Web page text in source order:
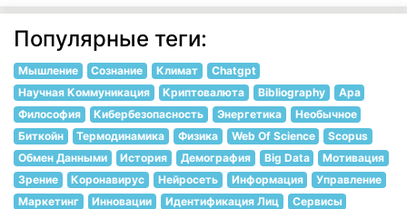
Популярные теги:
Мышление Сознание Климат
Chatgpt
Научная Коммуникация
Криптовалюта Bibliography
Apa
Философия
Кибербезопасность Энергетика
Необычное
Биткойн
Термодинамика Физика Web Of Science
Scopus
Обмен Данными
История Демография Big Data
Мотивация
Зрение
Коронавирус Нейросеть Информация
Управление
Маркетинг
Инновации Идентификация Лиц
Сервисы